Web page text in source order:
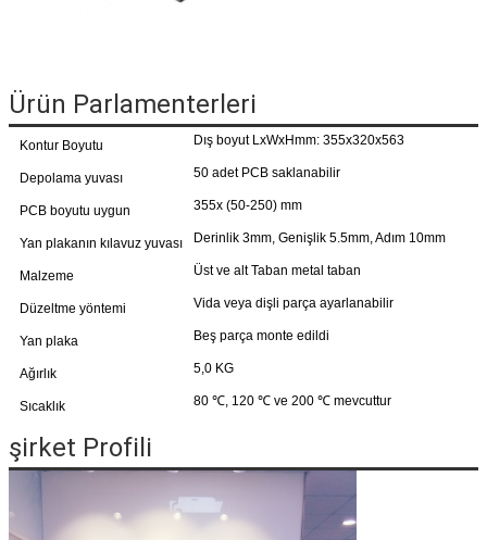
Ürün Parlamenterleri
Kontur Boyutu Dış boyut LxWxHmm: 355x320x563
Depolama yuvası 50 adet PCB saklanabilir
PCB boyutu uygun 355x (50-250) mm
Yan plakanın kılavuz yuvası Derinlik 3mm, Genişlik 5.5mm, Adım 10mm
Malzeme Üst ve alt Taban metal taban
Düzeltme yöntemi Vida veya dişli parça ayarlanabilir
Yan plaka Beş parça monte edildi
Ağırlık 5,0 KG
Sıcaklık 80 ℃, 120 ℃ ve 200 ℃ mevcuttur
şirket Profili